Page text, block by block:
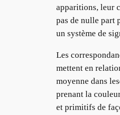
apparitions, leur
pas de nulle part
un système de
Les
mettent en
moyenne dans
prenant la
et primitifs de